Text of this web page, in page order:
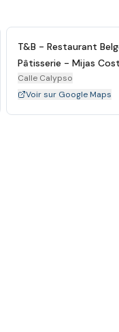
T&B - Restaurant
Pâtisserie - Mijas
Calle Calypso
Voir sur Google Maps